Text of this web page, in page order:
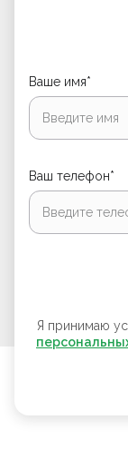
Ваше имя*
Ваш телефон*
Я принимаю